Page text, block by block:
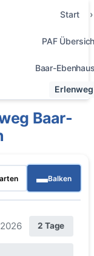
Start
PAF
Baar-
Erlenweg
Baar-
▬Balken
2 Tage